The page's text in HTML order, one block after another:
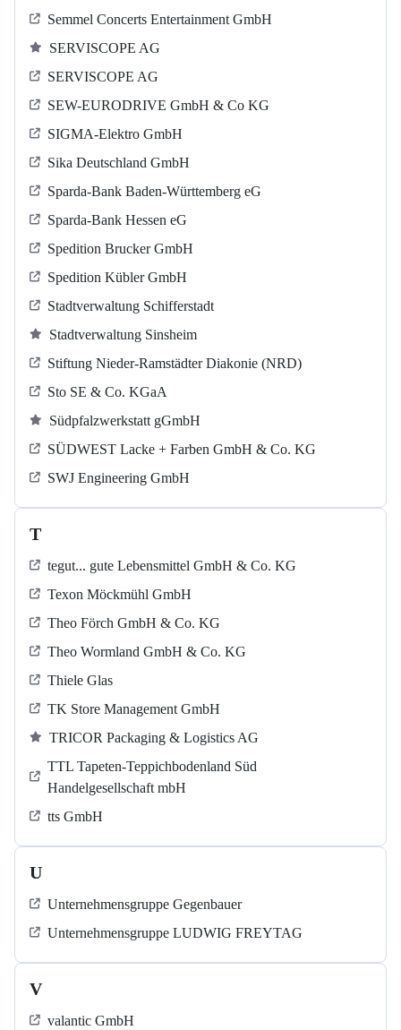
Semmel Concerts Entertainment GmbH
SERVISCOPE AG
SERVISCOPE AG
SEW-EURODRIVE GmbH & Co KG
SIGMA-Elektro GmbH
Sika Deutschland GmbH
Sparda-Bank Baden-Württemberg eG
Sparda-Bank Hessen eG
Spedition Brucker GmbH
Spedition Kübler GmbH
Stadtverwaltung Schifferstadt
Stadtverwaltung Sinsheim
Stiftung Nieder-Ramstädter Diakonie (NRD)
Sto SE & Co. KGaA
Südpfalzwerkstatt gGmbH
SÜDWEST Lacke + Farben GmbH & Co. KG
SWJ Engineering GmbH
T
tegut... gute Lebensmittel GmbH & Co. KG
Texon Möckmühl GmbH
Theo Förch GmbH & Co. KG
Theo Wormland GmbH & Co. KG
Thiele Glas
TK Store Management GmbH
TRICOR Packaging & Logistics AG
TTL Tapeten-Teppichbodenland Süd
Handelgesellschaft mbH
tts GmbH
U
Unternehmensgruppe Gegenbauer
Unternehmensgruppe LUDWIG FREYTAG
V
valantic GmbH